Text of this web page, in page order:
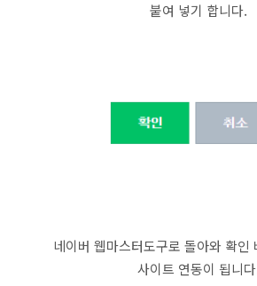
붙여 넣기 합니다.
네이버 웹마스터도구로 돌아와 확인
사이트 연동이 됩니